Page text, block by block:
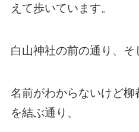
えて歩いています。
白山神社の前の通り、そ
名前がわからないけど
を結ぶ通り、